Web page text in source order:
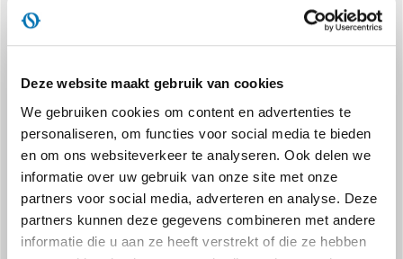
Deze website maakt gebruik van cookies
We gebruiken cookies om content en advertenties te
personaliseren, om functies voor social media te bieden
en om ons websiteverkeer te analyseren. Ook delen we
informatie over uw gebruik van onze site met onze
partners voor social media, adverteren en analyse. Deze
partners kunnen deze gegevens combineren met andere
informatie die u aan ze heeft verstrekt of die ze hebben
FOLLOW ME
De afstandsbediening werkt als een thermostaat op afstand om
te zorgen voor de juiste temperatuurbediening op de plaats
waar er zich personen in een ruimte bevinden.